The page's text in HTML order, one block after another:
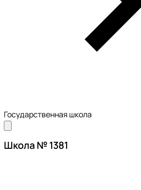
Государственная школа
Школа № 1381